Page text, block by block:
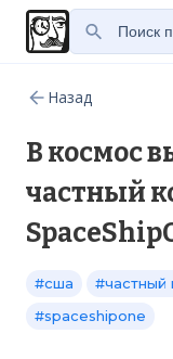
Назад
В космос
частный
#сша #частный
#spaceshipone